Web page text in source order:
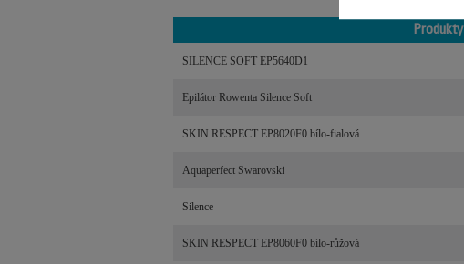
Produkty
SILENCE SOFT EP5640D1
Epilátor Rowenta Silence Soft
SKIN RESPECT EP8020F0 bílo-fialová
Aquaperfect Swarovski
Silence
SKIN RESPECT EP8060F0 bílo-růžová